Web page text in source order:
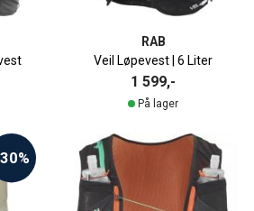
RAB
Veil Løpevest | 6 Liter
1 599,-
På lager